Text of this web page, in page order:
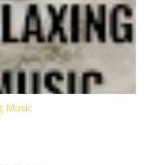
Music